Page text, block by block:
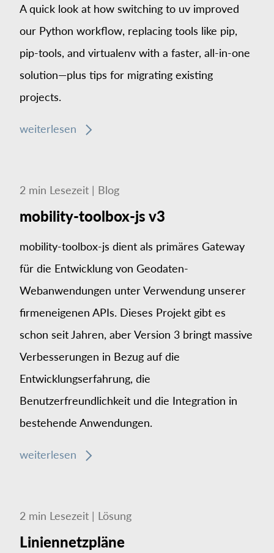
A quick look at how switching to uv improved
our Python workflow, replacing tools like pip,
pip-tools, and virtualenv with a faster, all-in-one
solution—plus tips for migrating existing
projects.
weiterlesen
2 min Lesezeit | Blog
mobility-toolbox-js v3
mobility-toolbox-js dient als primäres Gateway
für die Entwicklung von Geodaten-
Webanwendungen unter Verwendung unserer
firmeneigenen APIs. Dieses Projekt gibt es
schon seit Jahren, aber Version 3 bringt massive
Verbesserungen in Bezug auf die
Entwicklungserfahrung, die
Benutzerfreundlichkeit und die Integration in
bestehende Anwendungen.
weiterlesen
2 min Lesezeit | Lösung
Liniennetzpläne